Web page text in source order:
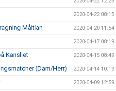
2020-04-22 08:15
Måltian 2020-04-20 11:54
2020-04-17 08:19
Kansliet 2020-04-15 08:49
(Dam/Herr) 2020-04-14 10:19
2020-04-09 12:59